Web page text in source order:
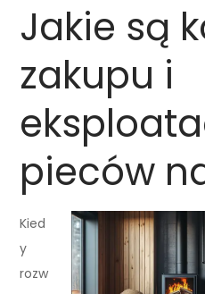
Jakie są
zakupu i
pieców
Kied
y
rozw